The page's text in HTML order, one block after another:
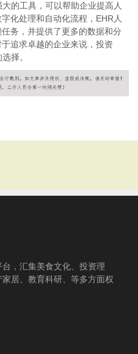
的工具，可以帮助企业提高人
化处理和自动化流程，EHR人
务，并提供了更多的数据和分
追求卓越的企业来说，投资
择。
，汇集美食文化、投资理
居、教育科研、等多方面权